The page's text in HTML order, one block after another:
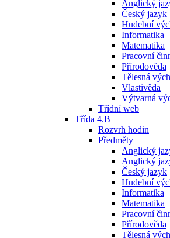
Anglický
Český jazyk
Hudební
Informatika
Matematika
Pracovní
Přírodověda
Tělesná
Vlastivěda
Výtvarná
Třídní web
Třída 4.B
Rozvrh hodin
Předměty
Anglický
Anglický
Český jazyk
Hudební
Informatika
Matematika
Pracovní
Přírodověda
Tělesná